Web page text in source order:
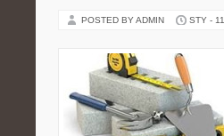
POSTED BY ADMIN STY -